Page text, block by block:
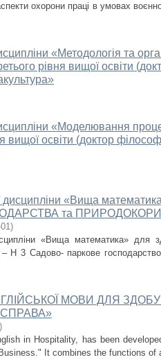
охорони праці в умовах
«Методологія та
рівня вищої освіти
«Моделювання
вищої освіти (доктор
дисципліни «Вища
та
)
«Вища математика» для
: – Н 3 Садово- паркове
МОВИ ДЛЯ
)
in Hospitality, has been
It combines the functions